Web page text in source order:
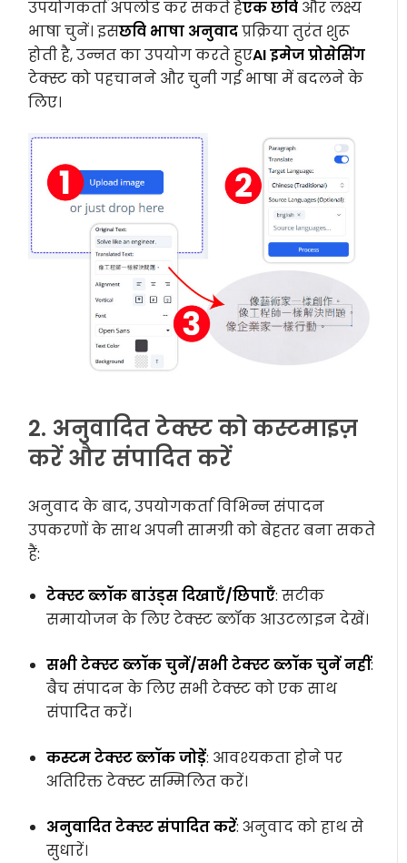
उपयोगकर्ता अपलोड कर सकते हैंएक छवि और लक्ष्य
भाषा चुनें। इसछवि भाषा अनुवादप्रक्रिया तुरंत शुरू
होती है, उन्नत का उपयोग करते हुएAI इमेज प्रोसेसिंग
टेक्स्ट को पहचानने और चुनी गई भाषा में बदलने के
लिए।
2. अनुवादित टेक्स्ट को कस्टमाइज़
करें और संपादित करें
अनुवाद के बाद, उपयोगकर्ता विभिन्न संपादन
उपकरणों के साथ अपनी सामग्री को बेहतर बना सकते
हैं:
टेक्स्ट ब्लॉक बाउंड्स दिखाएँ/छिपाएँ: सटीक
समायोजन के लिए टेक्स्ट ब्लॉक आउटलाइन देखें।
सभी टेक्स्ट ब्लॉक चुनें/सभी टेक्स्ट ब्लॉक चुनें नहीं:
बैच संपादन के लिए सभी टेक्स्ट को एक साथ
संपादित करें।
कस्टम टेक्स्ट ब्लॉक जोड़ें: आवश्यकता होने पर
अतिरिक्त टेक्स्ट सम्मिलित करें।
अनुवादित टेक्स्ट संपादित करें: अनुवाद को हाथ से
सुधारें।